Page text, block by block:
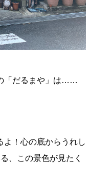
「だるまや」は……
よ！心の底からうれし
、この景色が見たく